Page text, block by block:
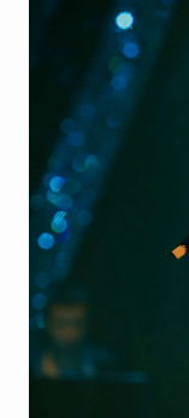
An Ninh